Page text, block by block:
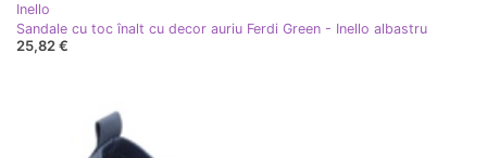
Inello
Sandale cu toc înalt cu decor auriu Ferdi Green - Inello albastru
25,82 €